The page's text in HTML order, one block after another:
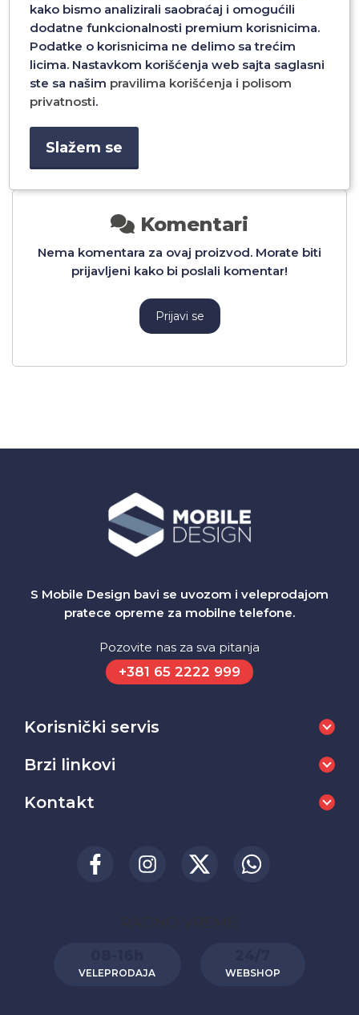
FUTROLA OMBRE
PROTECT ZA IPHONE 11
DZ1/3
912,00 RSD
FUTROLA OMBRE
PROTECT ZA IPHONE 11
DZ1/2
912,00 RSD
Komentari
Nema komentara za ovaj proizvod. Morate biti
prijavljeni kako bi poslali komentar!
Prijavi se
S Mobile Design bavi se uvozom i veleprodajom
pratece opreme za mobilne telefone.
Pozovite nas za sva pitanja
+381 65 2222 999
Korisnički servis
Brzi linkovi
Kontakt
RADNO VREME:
VELEPRODAJA WEBSHOP
kako bismo analizirali saobraćaj i omogućili
dodatne funkcionalnosti premium korisnicima.
Podatke o korisnicima ne delimo sa trećim
licima. Nastavkom korišćenja web sajta saglasni
ste sa našim pravilima korišćenja i polisom
privatnosti.
Slažem se